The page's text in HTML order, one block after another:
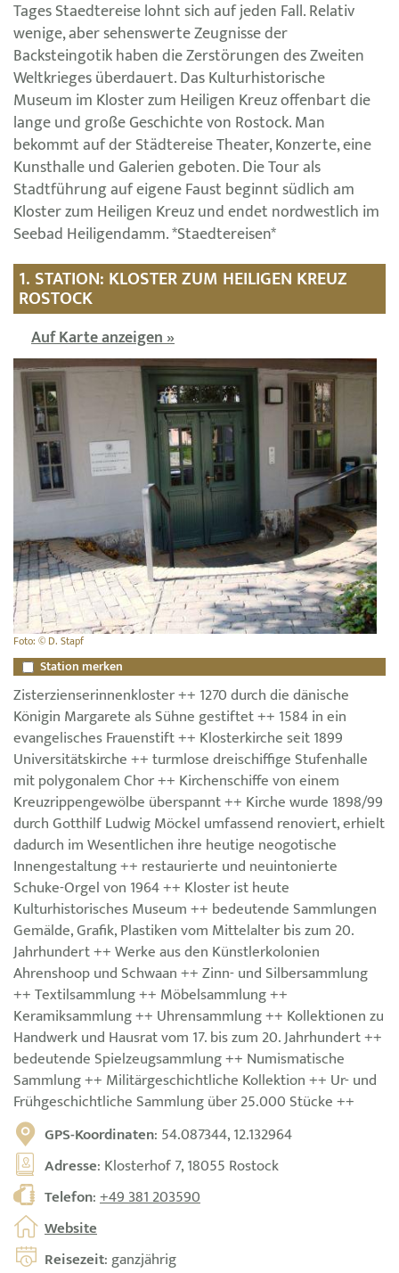
Tages Staedtereise lohnt sich auf jeden Fall. Relativ
wenige, aber sehenswerte Zeugnisse der
Backsteingotik haben die Zerstörungen des Zweiten
Weltkrieges überdauert. Das Kulturhistorische
Museum im Kloster zum Heiligen Kreuz offenbart die
lange und große Geschichte von Rostock. Man
bekommt auf der Städtereise Theater, Konzerte, eine
Kunsthalle und Galerien geboten. Die Tour als
Stadtführung auf eigene Faust beginnt südlich am
Kloster zum Heiligen Kreuz und endet nordwestlich im
Seebad Heiligendamm. *Staedtereisen*
1. STATION: KLOSTER ZUM HEILIGEN KREUZ
ROSTOCK
Auf Karte anzeigen »
Foto: © D. Stapf
Station merken
Zisterzienserinnenkloster ++ 1270 durch die dänische
Königin Margarete als Sühne gestiftet ++ 1584 in ein
evangelisches Frauenstift ++ Klosterkirche seit 1899
Universitätskirche ++ turmlose dreischiffige Stufenhalle
mit polygonalem Chor ++ Kirchenschiffe von einem
Kreuzrippengewölbe überspannt ++ Kirche wurde 1898/99
durch Gotthilf Ludwig Möckel umfassend renoviert, erhielt
dadurch im Wesentlichen ihre heutige neogotische
Innengestaltung ++ restaurierte und neuintonierte
Schuke-Orgel von 1964 ++ Kloster ist heute
Kulturhistorisches Museum ++ bedeutende Sammlungen
Gemälde, Grafik, Plastiken vom Mittelalter bis zum 20.
Jahrhundert ++ Werke aus den Künstlerkolonien
Ahrenshoop und Schwaan ++ Zinn- und Silbersammlung
++ Textilsammlung ++ Möbelsammlung ++
Keramiksammlung ++ Uhrensammlung ++ Kollektionen zu
Handwerk und Hausrat vom 17. bis zum 20. Jahrhundert ++
bedeutende Spielzeugsammlung ++ Numismatische
Sammlung ++ Militärgeschichtliche Kollektion ++ Ur- und
Frühgeschichtliche Sammlung über 25.000 Stücke ++
GPS-Koordinaten: 54.087344, 12.132964
Adresse: Klosterhof 7, 18055 Rostock
Telefon:+49 381 203590
Website
Reisezeit: ganzjährig